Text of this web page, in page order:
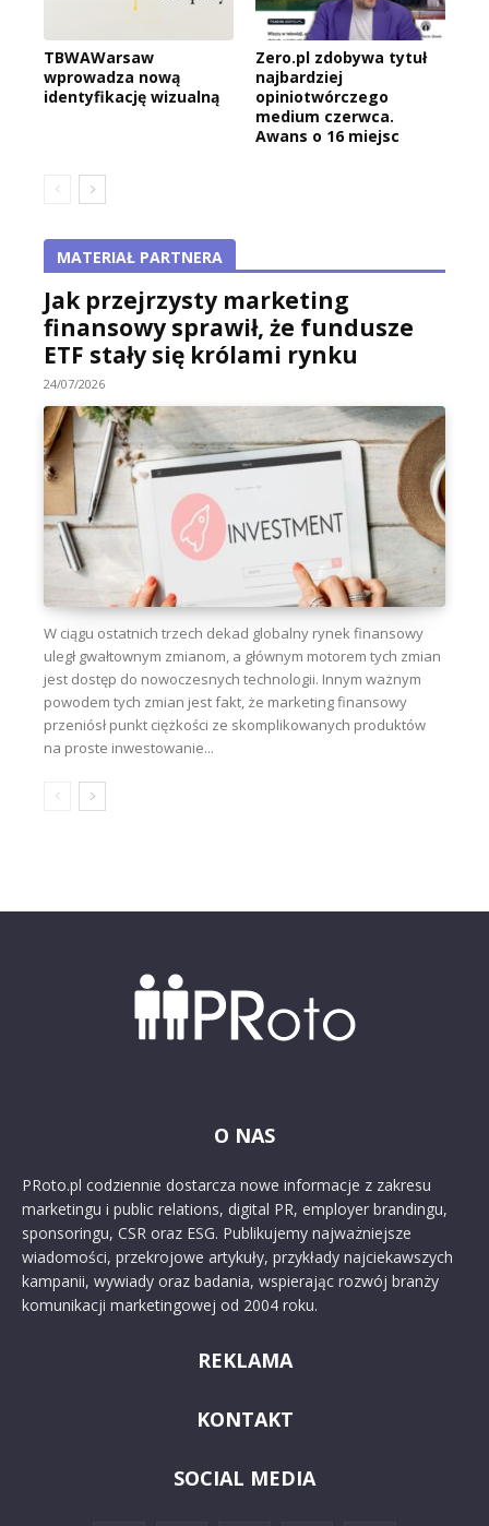
TBWAWarsaw
wprowadza nową
identyfikację wizualną
Zero.pl zdobywa tytuł
najbardziej
opiniotwórczego
medium czerwca.
Awans o 16 miejsc
MATERIAŁ PARTNERA
Jak przejrzysty marketing
finansowy sprawił, że fundusze
ETF stały się królami rynku
24/07/2026
W ciągu ostatnich trzech dekad globalny rynek finansowy
uległ gwałtownym zmianom, a głównym motorem tych zmian
jest dostęp do nowoczesnych technologii. Innym ważnym
powodem tych zmian jest fakt, że marketing finansowy
przeniósł punkt ciężkości ze skomplikowanych produktów
na proste inwestowanie...
O NAS
PRoto.pl codziennie dostarcza nowe informacje z zakresu
marketingu i public relations, digital PR, employer brandingu,
sponsoringu, CSR oraz ESG. Publikujemy najważniejsze
wiadomości, przekrojowe artykuły, przykłady najciekawszych
kampanii, wywiady oraz badania, wspierając rozwój branży
komunikacji marketingowej od 2004 roku.
REKLAMA
KONTAKT
SOCIAL MEDIA